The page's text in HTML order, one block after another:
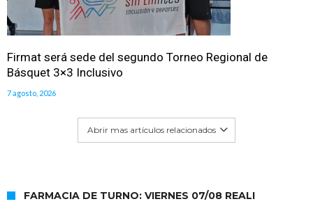
Firmat será sede del segundo Torneo Regional de
Básquet 3×3 Inclusivo
7 agosto, 2026
Abrir mas artículos relacionados
FARMACIA DE TURNO: VIERNES 07/08 REALI